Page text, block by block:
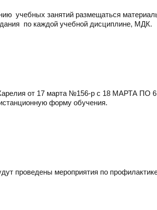
учебных занятий размещаться
по каждой учебной дисциплине, МДК.
от 17 марта №156-р с 18 МАРТА ПО
форму обучения.
проведены мероприятия по